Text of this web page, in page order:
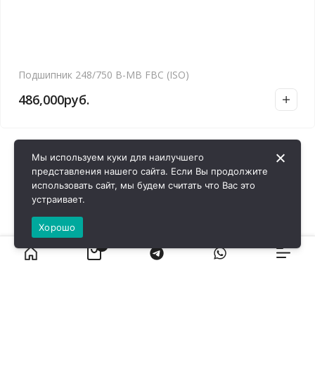
Подшипник 248/750 B-MB FBC (ISO)
486,000руб.
Мы используем куки для наилучшего
представления нашего сайта. Если Вы продолжите
использовать сайт, мы будем считать что Вас это
устраивает.
Хорошо